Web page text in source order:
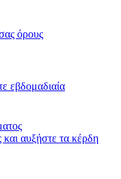
όρους
εβδομαδιαία
αυξήστε τα κέρδη